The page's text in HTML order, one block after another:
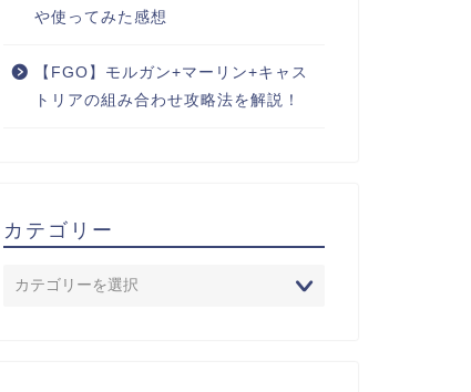
や使ってみた感想
【FGO】モルガン+マーリン+キャス
トリアの組み合わせ攻略法を解説！
カテゴリー